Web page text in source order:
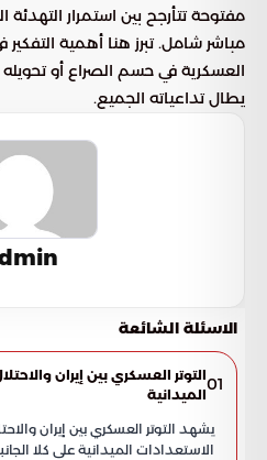
مفتوحة تتأرجح بين استمرار
مباشر شامل. تبرز هنا أهمية
العسكرية في حسم الصراع أو
يطال تداعياته الجميع.
الاسئلة الشائعة
01التوتر العسكري بين إيران
الميدانية
يشهد التوتر العسكري بين إيران
الاستعدادات الميدانية على كلا